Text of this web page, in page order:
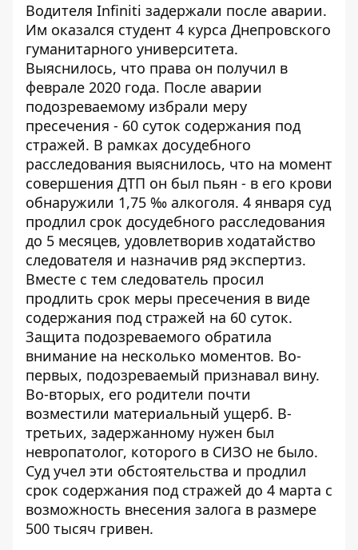
Водителя Infiniti задержали после аварии.
Им оказался студент 4 курса Днепровского
гуманитарного университета.
Выяснилось, что права он получил в
феврале 2020 года. После аварии
подозреваемому избрали меру
пресечения - 60 суток содержания под
стражей. В рамках досудебного
расследования выяснилось, что на момент
совершения ДТП он был пьян - в его крови
обнаружили 1,75 ‰ алкоголя. 4 января суд
продлил срок досудебного расследования
до 5 месяцев, удовлетворив ходатайство
следователя и назначив ряд экспертиз.
Вместе с тем следователь просил
продлить срок меры пресечения в виде
содержания под стражей на 60 суток.
Защита подозреваемого обратила
внимание на несколько моментов. Во-
первых, подозреваемый признавал вину.
Во-вторых, его родители почти
возместили материальный ущерб. В-
третьих, задержанному нужен был
невропатолог, которого в СИЗО не было.
Суд учел эти обстоятельства и продлил
срок содержания под стражей до 4 марта с
возможность внесения залога в размере
500 тысяч гривен.